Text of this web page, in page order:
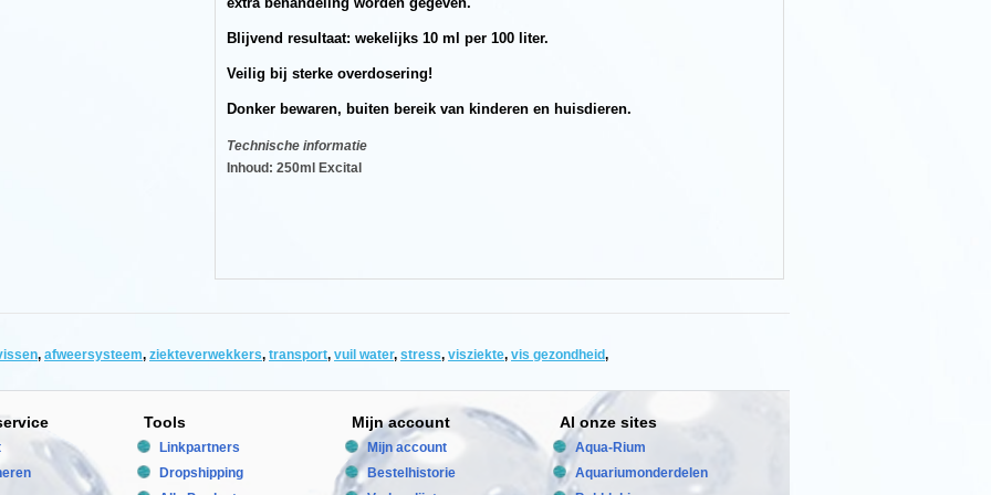
Blijvend resultaat: wekelijks 10 ml per 100 liter.
Veilig bij sterke overdosering!
Donker bewaren, buiten bereik van kinderen en huisdieren.
Technische informatie
Inhoud: 250ml Excital
, afweersysteem, ziekteverwekkers, transport, vuil water, stress, visziekte, vis gezondheid,
Tools
Linkpartners
Dropshipping
Mijn account
Mijn account
Bestelhistorie
Al onze sites
Aqua-Rium
Aquariumonderdelen